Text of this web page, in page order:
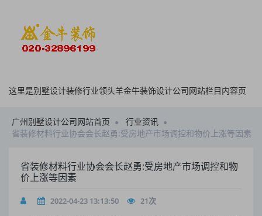
这里是别墅设计装修行业领头羊金牛装饰设计公司网站栏目内容页
广州别墅设计公司网站首页
行业资讯
省装修材料行业协会会长赵勇:受房地产市场调控和物价上涨等因素
省装修材料行业协会会长赵勇:受房地产市场调控和物
价上涨等因素
2022-04-23 13:13:50 21次